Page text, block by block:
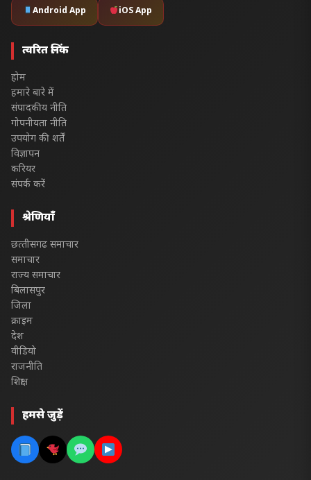
Android App iOS App
त्वरित लिंक
होम
हमारे बारे में
संपादकीय नीति
गोपनीयता नीति
उपयोग की शर्तें
विज्ञापन
करियर
संपर्क करें
श्रेणियाँ
छत्‍तीसगढ समाचार
समाचार
राज्य समाचार
बिलासपुर
जिला
क्राइम
देश
वीडियो
राजनीति
शिक्षा
हमसे जुड़ें